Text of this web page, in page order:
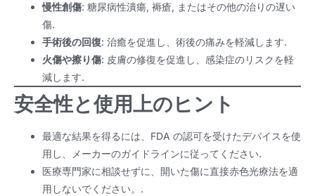
慢性創傷: 糖尿病性潰瘍, 褥瘡, またはその他の治りの遅い
傷.
手術後の回復: 治癒を促進し、術後の痛みを軽減します.
火傷や擦り傷: 皮膚の修復を促進し、感染症のリスクを軽
減します.
安全性と使用上のヒント
最適な結果を得るには、FDA の認可を受けたデバイスを使
用し、メーカーのガイドラインに従ってください.
医療専門家に相談せずに、開いた傷に直接赤色光療法を適
用しないでください。.